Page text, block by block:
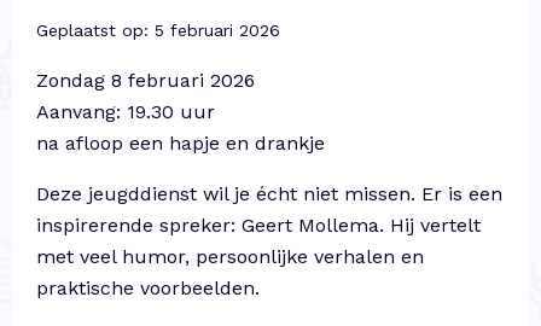
Geplaatst op: 5 februari 2026
Zondag 8 februari 2026
Aanvang: 19.30 uur
na afloop een hapje en drankje
Deze jeugddienst wil je écht niet missen. Er is een
inspirerende spreker: Geert Mollema. Hij vertelt
met veel humor, persoonlijke verhalen en
praktische voorbeelden.